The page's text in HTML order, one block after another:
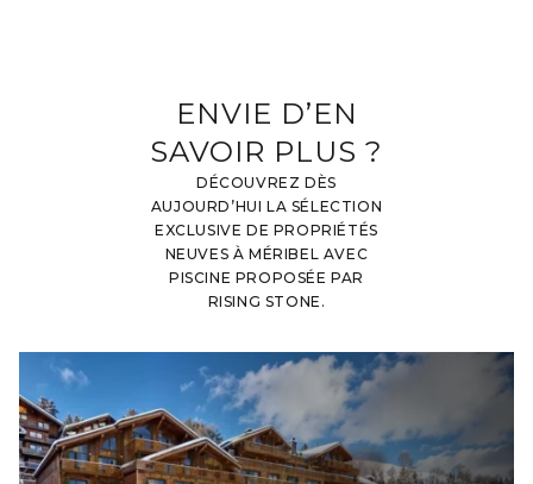
ENVIE D’EN
SAVOIR PLUS ?
DÉCOUVREZ DÈS
AUJOURD’HUI LA SÉLECTION
EXCLUSIVE DE PROPRIÉTÉS
NEUVES À MÉRIBEL AVEC
PISCINE PROPOSÉE PAR
RISING STONE.